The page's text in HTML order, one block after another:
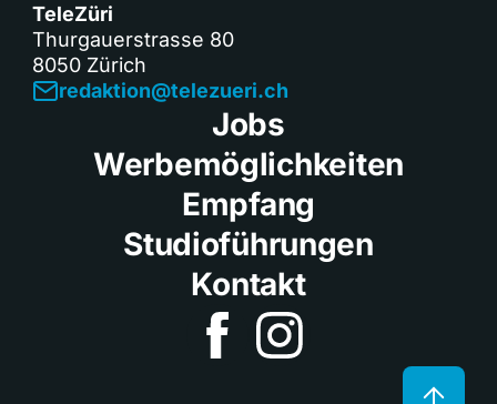
TeleZüri
Thurgauerstrasse 80
8050 Zürich
redaktion@telezueri.ch
Jobs
Werbemöglichkeiten
Empfang
Studioführungen
Kontakt